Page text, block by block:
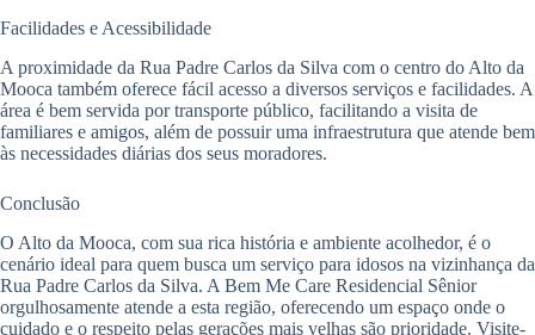
Facilidades e Acessibilidade
A proximidade da Rua Padre Carlos da Silva com o centro do Alto da
Mooca também oferece fácil acesso a diversos serviços e facilidades. A
área é bem servida por transporte público, facilitando a visita de
familiares e amigos, além de possuir uma infraestrutura que atende bem
às necessidades diárias dos seus moradores.
Conclusão
O Alto da Mooca, com sua rica história e ambiente acolhedor, é o
cenário ideal para quem busca um serviço para idosos na vizinhança da
Rua Padre Carlos da Silva. A Bem Me Care Residencial Sênior
orgulhosamente atende a esta região, oferecendo um espaço onde o
cuidado e o respeito pelas gerações mais velhas são prioridade. Visite-